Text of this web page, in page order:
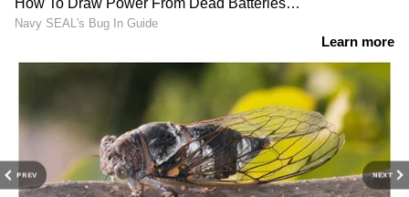
PREV NEXT